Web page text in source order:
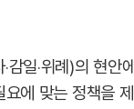
일‧위례)의 현안
에 맞는 정책을